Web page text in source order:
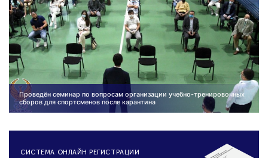
Проведён семинар по вопросам организации учебно-тренировочных
сборов для спортсменов после карантина
CИСТЕМА ОНЛАЙН РЕГИСТРАЦИИ